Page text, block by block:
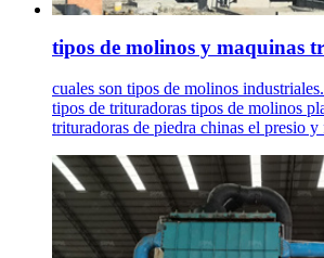
tipos de molinos y maquinas
cuales son tipos de molinos
tipos de trituradoras tipos de molinos
trituradoras de piedra chinas el presio y